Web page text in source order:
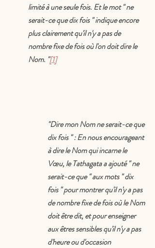
limité à une seule fois. Et le mot " ne
serait-ce que dix fois " indique encore
plus clairement qu'il n'y a pas de
nombre fixe de fois où l'on doit dire le
Nom. "[1]
"Dire mon Nom ne serait-ce que
dix fois " : En nous encourageant
à dire le Nom qui incarne le
Vœu, le Tathagata a ajouté " ne
serait-ce que " aux mots " dix
fois " pour montrer qu'il n'y a pas
de nombre fixe de fois où le Nom
doit être dit, et pour enseigner
aux êtres sensibles qu'il n'y a pas
d'heure ou d'occasion